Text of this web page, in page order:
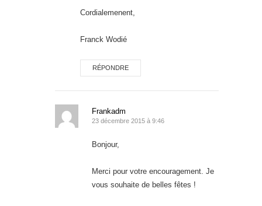
Cordialemenent,
Franck Wodié
RÉPONDRE
Frankadm
23 décembre 2015 à 9:46
Bonjour,
Merci pour votre encouragement. Je
vous souhaite de belles fêtes !